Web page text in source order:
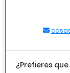
¿Prefieres